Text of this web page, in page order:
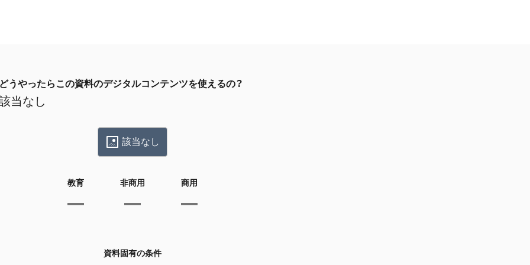
どうやったらこの資料のデジタルコンテンツを使えるの？
当なし
該当なし
教育 非商用 商用
資料固有の条件